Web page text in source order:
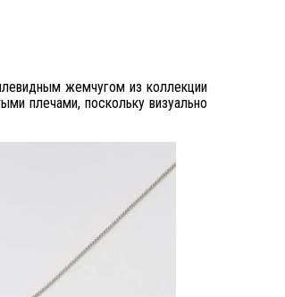
жемчугом из коллекции
плечами, поскольку визуально